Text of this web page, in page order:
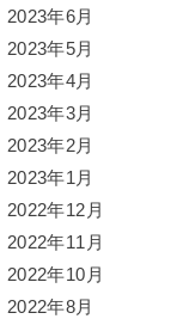
2023年6月
2023年5月
2023年4月
2023年3月
2023年2月
2023年1月
2022年12月
2022年11月
2022年10月
2022年8月